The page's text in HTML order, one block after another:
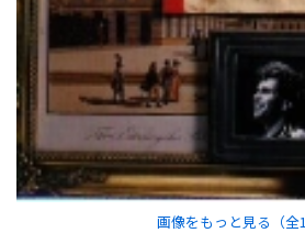
画像をもっと見る（全1